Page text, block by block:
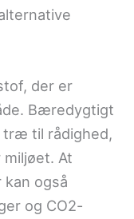
der er
Bæredygtigt
træ til rådighed,
At
også
og CO2-